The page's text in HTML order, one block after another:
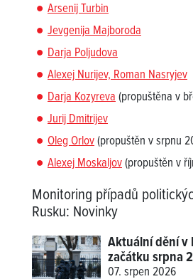
Arsenij Turbin
Jevgenija Majboroda
Darja Poljudova
Alexej Nurijev, Roman Nasryjev
Darja Kozyreva(propuštěna v
Jurij Dmitrijev
Oleg Orlov(propuštěn v srpnu
Alexej Moskaljov(propuštěn v
Monitoring případů
Rusku: Novinky
Aktuální dění v
začátku srpna
07. srpen 2026